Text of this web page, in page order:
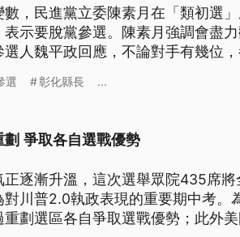
，民進黨立委陳素月在「類初選
示要脫黨參選。陳素月強調會盡
人魏平政回應，不論對手有幾位
選 彰化縣長 ...
爭取各自選戰優勢
逐漸升溫，這次選舉眾院435席
川普2.0執政表現的重要期中考。
劃選區各自爭取選戰優勢；此外